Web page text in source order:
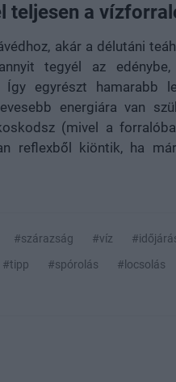
teljesen a
akár a délutáni
tegyél az edénybe,
Így egyrészt hamarabb
energiára van
(mivel a
reflexből kiöntik, ha
#szárazság #víz
#tipp #spórolás
#locsolás